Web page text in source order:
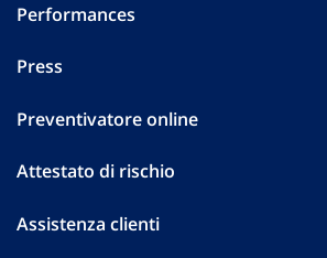
Performances
Press
Preventivatore online
Attestato di rischio
Assistenza clienti